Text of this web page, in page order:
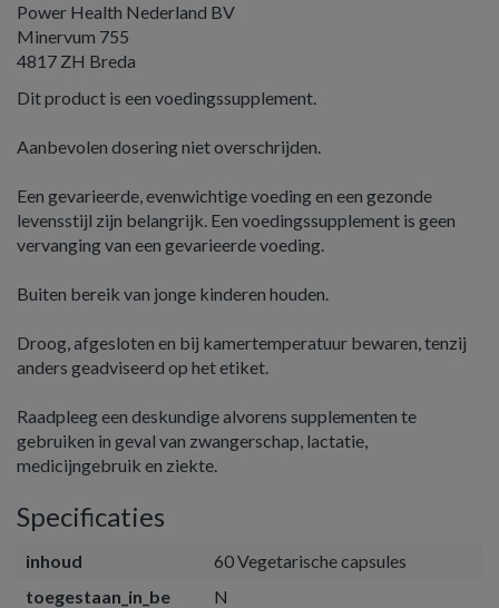
Power Health Nederland BV
Minervum 755
4817 ZH Breda
Dit product is een voedingssupplement.
Aanbevolen dosering niet overschrijden.
Een gevarieerde, evenwichtige voeding en een gezonde
levensstijl zijn belangrijk. Een voedingssupplement is geen
vervanging van een gevarieerde voeding.
Buiten bereik van jonge kinderen houden.
Droog, afgesloten en bij kamertemperatuur bewaren, tenzij
anders geadviseerd op het etiket.
Raadpleeg een deskundige alvorens supplementen te
gebruiken in geval van zwangerschap, lactatie,
medicijngebruik en ziekte.
Specificaties
inhoud
60 Vegetarische capsules
toegestaan_in_be
N